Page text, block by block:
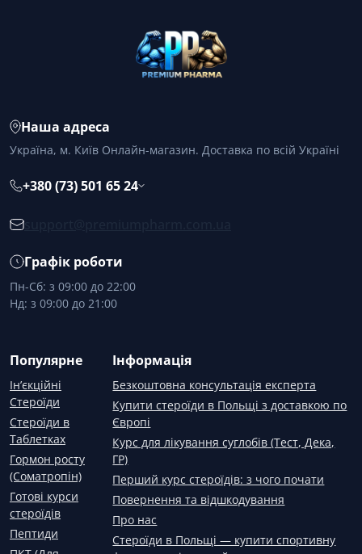
Наша адреса
Україна, м. Київ Онлайн-магазин. Доставка по всій Україні
+380 (73) 501 65 24
Графік роботи
Пн-Сб: з 09:00 до 22:00
Нд: з 09:00 до 21:00
Популярне
Ін’єкційні
Стероїди
Стероїди в
Таблетках
Гормон росту
(Соматропін)
Готові курси
стероїдів
Пептиди
Інформація
Безкоштовна консультація експерта
Купити стероїди в Польщі з доставкою по
Європі
Курс для лікування суглобів (Тест, Дека,
ГР)
Перший курс стероїдів: з чого почати
Повернення та відшкодування
Про нас
Стероїди в Польщі — купити спортивну